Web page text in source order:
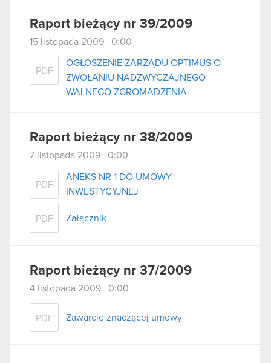
Raport bieżący nr 39/2009
15 listopada 2009 0:00
PDF
OGŁOSZENIE ZARZĄDU OPTIMUS O
ZWOŁANIU NADZWYCZAJNEGO
WALNEGO ZGROMADZENIA
Raport bieżący nr 38/2009
7 listopada 2009 0:00
PDF
ANEKS NR 1 DO UMOWY
INWESTYCYJNEJ
PDF Załącznik
Raport bieżący nr 37/2009
4 listopada 2009 0:00
PDF Zawarcie znaczącej umowy